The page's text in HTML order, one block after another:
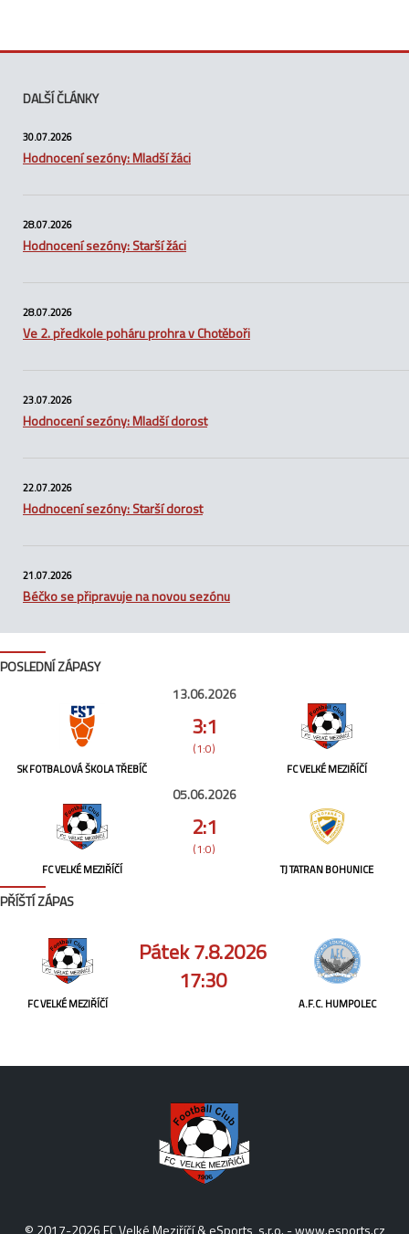
DALŠÍ ČLÁNKY
30.07.2026
Hodnocení sezóny: Mladší žáci
28.07.2026
Hodnocení sezóny: Starší žáci
28.07.2026
Ve 2. předkole poháru prohra v Chotěboři
23.07.2026
Hodnocení sezóny: Mladší dorost
22.07.2026
Hodnocení sezóny: Starší dorost
21.07.2026
Béčko se připravuje na novou sezónu
POSLEDNÍ ZÁPASY
SK FOTBALOVÁ ŠKOLA TŘEBÍČ
13.06.2026
3:1
(1:0)
FC VELKÉ MEZIŘÍČÍ
FC VELKÉ MEZIŘÍČÍ
05.06.2026
2:1
(1:0)
TJ TATRAN BOHUNICE
PŘÍŠTÍ ZÁPAS
FC VELKÉ MEZIŘÍČÍ
Pátek 7.8.2026
17:30
A.F.C. HUMPOLEC
© 2017-2026 FC Velké Meziříčí & eSports, s.r.o. -www.esports.cz